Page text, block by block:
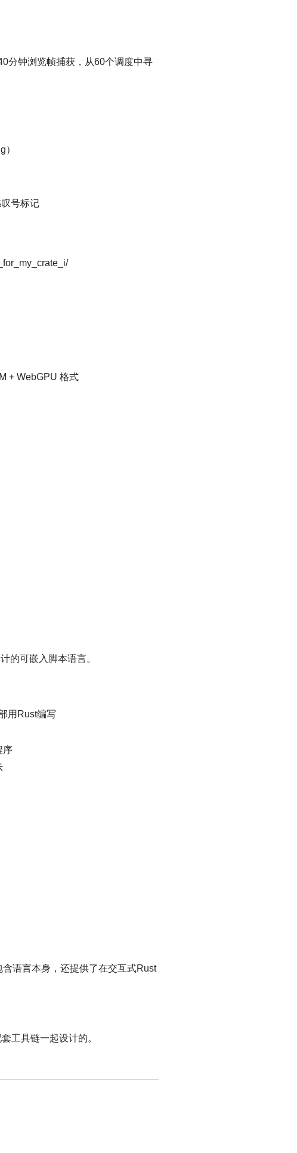
分钟浏览帧捕获，从60个调度中寻
号标记
+ WebGPU 格式
的可嵌入脚本语言。
用Rust编写
序
语言本身，还提供了在交互式Rust
工具链一起设计的。